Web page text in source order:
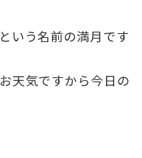
いう名前の満月です
天気ですから今日の